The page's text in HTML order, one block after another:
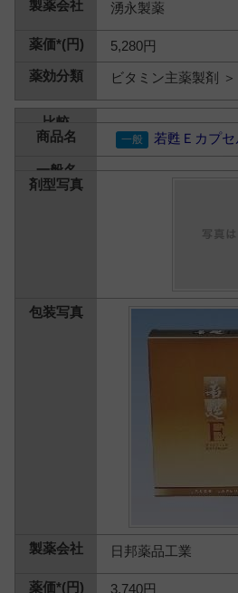
湧永製薬
5,280円
ビタミン主薬製剤 ＞
若甦Ｅカプ
日邦薬品工業
3,740円